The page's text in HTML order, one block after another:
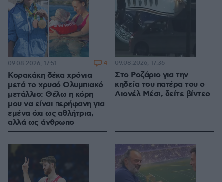
Κορακάκη δέκα χρόνια
μετά το χρυσό Ολυμπιακό
μετάλλιο: Θέλω η κόρη
μου να είναι περήφανη για
εμένα όχι ως αθλήτρια,
αλλά ως άνθρωπο
09.08.2026, 17:51 4
Στο Ροζάριο για την
κηδεία του πατέρα του ο
Λιονέλ Μέσι, δείτε βίντεο
09.08.2026, 17:36